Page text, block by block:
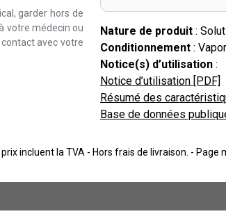
garder hors de
votre médecin ou
avec votre
Nature de produit :
Conditionnement :
Notice(s) d’utilisation :
Notice d’utilisation [PDF]
Résumé des
Base de données
incluent la TVA - Hors frais de livraison. - Page